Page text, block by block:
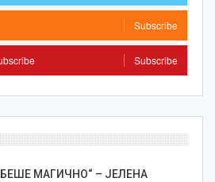
Subscribe
Subscribe
МАГИЧНО“ – ЈЕЛЕНА